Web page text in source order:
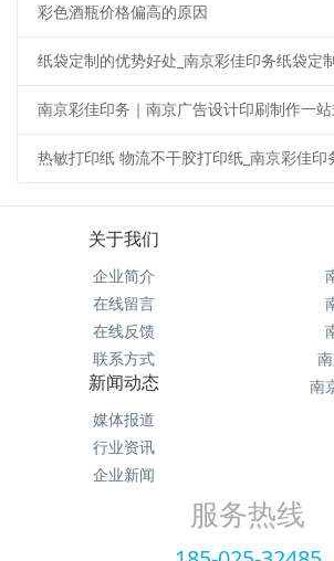
彩色酒瓶价格偏高的原因
纸袋定制的优势好处_南京彩佳印务纸袋定
南京彩佳印务｜南京广告设计印刷制作一
热敏打印纸 物流不干胶打印纸_南京彩佳印
关于我们
企业简介
在线留言
在线反馈
联系方式
南
新闻动态
媒体报道
行业资讯
企业新闻
服务热线